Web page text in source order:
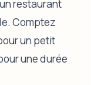
restaurant
Comptez
un petit
une durée